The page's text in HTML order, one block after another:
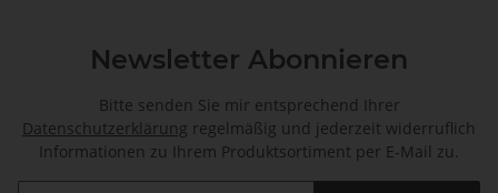
Newsletter Abonnieren
Bitte senden Sie mir entsprechend Ihrer
Datenschutzerklärung regelmäßig und jederzeit widerruflich
Informationen zu Ihrem Produktsortiment per E-Mail zu.